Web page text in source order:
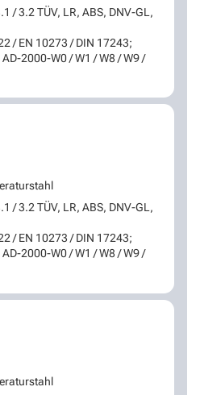
/ 3.2 TÜV, LR, ABS, DNV-GL,
/ EN 10273 / DIN 17243;
2000-W0 / W1 / W8 / W9 /
/ 3.2 TÜV, LR, ABS, DNV-GL,
/ EN 10273 / DIN 17243;
2000-W0 / W1 / W8 / W9 /